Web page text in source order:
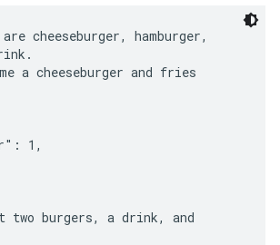
cheeseburger, hamburger,
a cheeseburger and fries
1,
two burgers, a drink, and